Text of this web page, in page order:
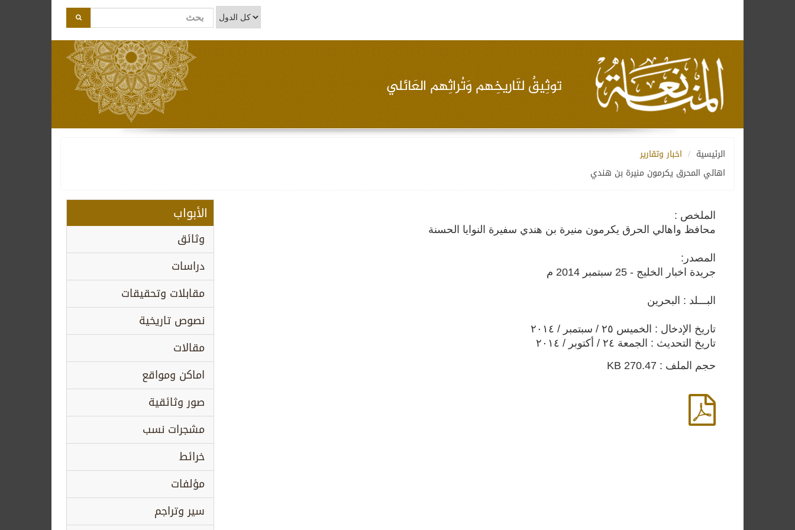
الأبواب
وثائق
دراسات
مقابلات وتحقيقات
نصوص تاريخية
مقالات
اماكن ومواقع
صور وثائقية
مشجرات نسب
خرائط
مؤلفات
سير وتراجم
الرئيسية
اخبار وتقارير
اهالي المحرق يكرمون منيرة بن هندي
الملخص :
محافظ واهالي الحرق يكرمون منيرة بن هندي سفيرة النوايا الحسنة
المصدر:
جريدة اخبار الخليج - 25 سبتمبر 2014 م
البـــلد : البحرين
تاريخ الإدخال : الخميس ٢٥ / سبتمبر / ٢٠١٤
تاريخ التحديث : الجمعة ٢٤ / أكتوبر / ٢٠١٤
حجم الملف : 270.47 KB